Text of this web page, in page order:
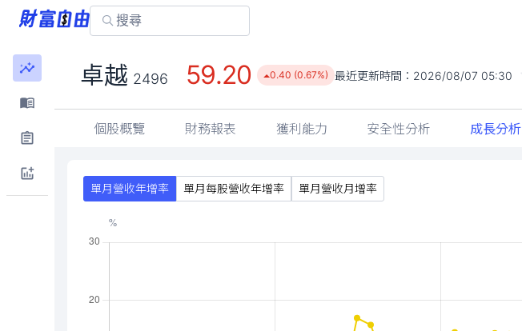
卓越 2496 59.20 0.40 (0.67%) 最近更新時間： 2026/08/07 05:30
個股概覽 財務報表 獲利能力 安全性分析 成長分析
單月營收年增率 單月每股營收年增率 單月營收月增率